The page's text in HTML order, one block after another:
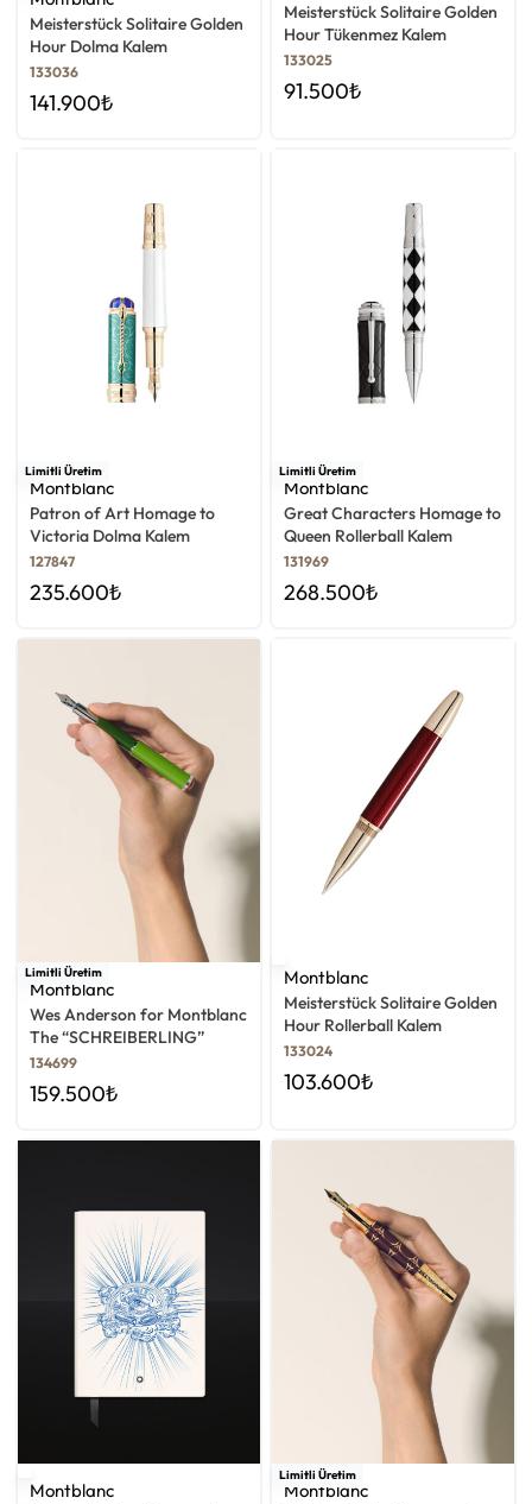
Meisterstück Solitaire Golden
Hour Dolma Kalem
133036
141.900₺
Meisterstück Solitaire Golden
Hour Tükenmez Kalem
133025
91.500₺
Limitli Üretim
Montblanc
Patron of Art Homage to
Victoria Dolma Kalem
127847
235.600₺
Limitli Üretim
Montblanc
Great Characters Homage to
Queen Rollerball Kalem
131969
268.500₺
Limitli Üretim
Montblanc
Wes Anderson for Montblanc
The “SCHREIBERLING”
Dolma Kalem
134699
159.500₺
Montblanc
Meisterstück Solitaire Golden
Hour Rollerball Kalem
133024
103.600₺
Montblanc
Limitli Üretim
Montblanc